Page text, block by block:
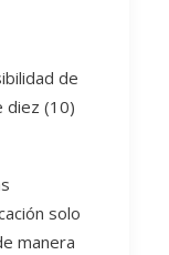
de
diez (10)
solo
manera